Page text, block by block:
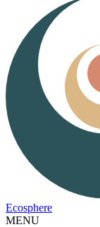
Ecosphere
MENU